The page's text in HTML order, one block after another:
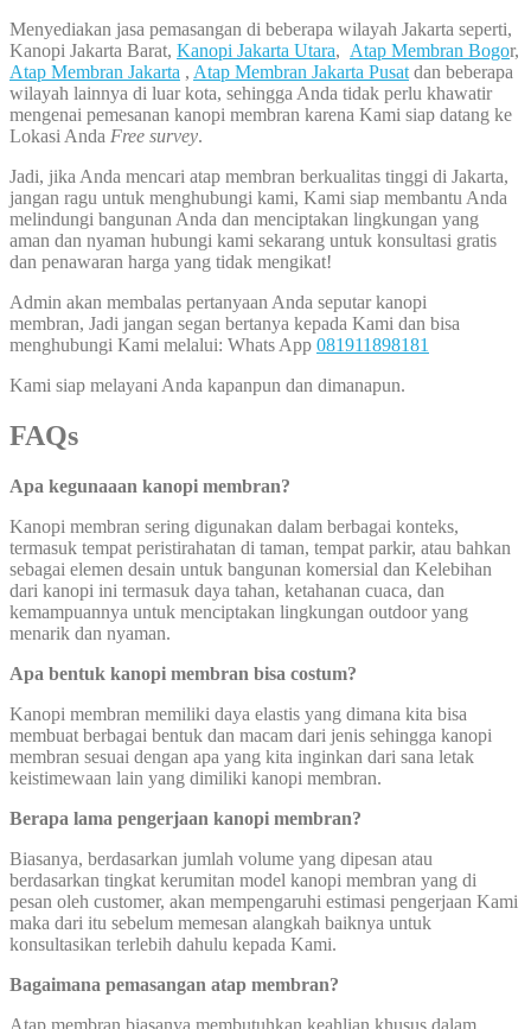
Menyediakan jasa pemasangan di beberapa wilayah Jakarta seperti,
Kanopi Jakarta Barat, Kanopi Jakarta Utara, Atap Membran Bogor,
Atap Membran Jakarta , Atap Membran Jakarta Pusat dan beberapa
wilayah lainnya di luar kota, sehingga Anda tidak perlu khawatir
mengenai pemesanan kanopi membran karena Kami siap datang ke
Lokasi Anda Free survey.
Jadi, jika Anda mencari atap membran berkualitas tinggi di Jakarta,
jangan ragu untuk menghubungi kami, Kami siap membantu Anda
melindungi bangunan Anda dan menciptakan lingkungan yang
aman dan nyaman hubungi kami sekarang untuk konsultasi gratis
dan penawaran harga yang tidak mengikat!
Admin akan membalas pertanyaan Anda seputar kanopi
membran, Jadi jangan segan bertanya kepada Kami dan bisa
menghubungi Kami melalui: Whats App 081911898181
Kami siap melayani Anda kapanpun dan dimanapun.
FAQs
Apa kegunaaan kanopi membran?
Kanopi membran sering digunakan dalam berbagai konteks,
termasuk tempat peristirahatan di taman, tempat parkir, atau bahkan
sebagai elemen desain untuk bangunan komersial dan Kelebihan
dari kanopi ini termasuk daya tahan, ketahanan cuaca, dan
kemampuannya untuk menciptakan lingkungan outdoor yang
menarik dan nyaman.
Apa bentuk kanopi membran bisa costum?
Kanopi membran memiliki daya elastis yang dimana kita bisa
membuat berbagai bentuk dan macam dari jenis sehingga kanopi
membran sesuai dengan apa yang kita inginkan dari sana letak
keistimewaan lain yang dimiliki kanopi membran.
Berapa lama pengerjaan kanopi membran?
Biasanya, berdasarkan jumlah volume yang dipesan atau
berdasarkan tingkat kerumitan model kanopi membran yang di
pesan oleh customer, akan mempengaruhi estimasi pengerjaan Kami
maka dari itu sebelum memesan alangkah baiknya untuk
konsultasikan terlebih dahulu kepada Kami.
Bagaimana pemasangan atap membran?
Atap membran biasanya membutuhkan keahlian khusus dalam